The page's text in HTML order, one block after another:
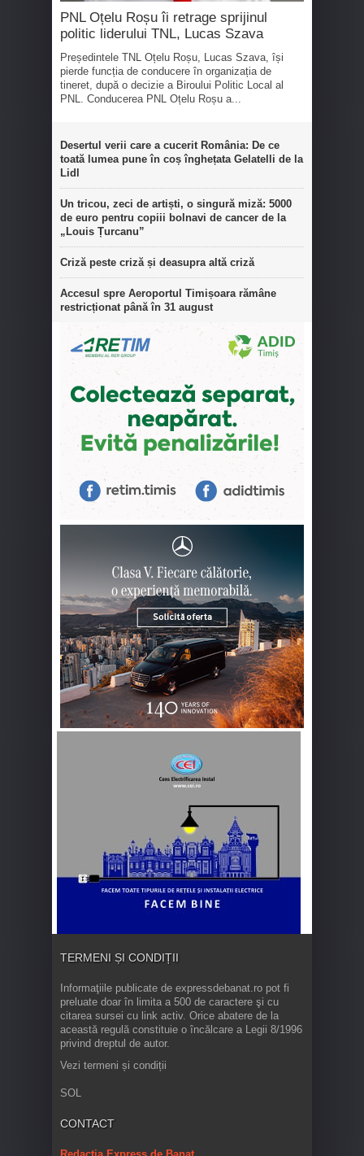
PNL Oțelu Roșu îi retrage sprijinul
politic liderului TNL, Lucas Szava
Președintele TNL Oțelu Roșu, Lucas Szava, își
pierde funcția de conducere în organizația de
tineret, după o decizie a Biroului Politic Local al
PNL. Conducerea PNL Oțelu Roșu a...
Desertul verii care a cucerit România: De ce
toată lumea pune în coș înghețata Gelatelli de la
Lidl
Un tricou, zeci de artiști, o singură miză: 5000
de euro pentru copiii bolnavi de cancer de la
„Louis Țurcanu”
Criză peste criză și deasupra altă criză
Accesul spre Aeroportul Timișoara rămâne
restricționat până în 31 august
TERMENI ȘI CONDIȚII
Informaţiile publicate de expressdebanat.ro pot fi
preluate doar în limita a 500 de caractere şi cu
citarea sursei cu link activ. Orice abatere de la
această regulă constituie o încălcare a Legii 8/1996
privind dreptul de autor.
Vezi termeni și condiții
SOL
CONTACT
Redacția Express de Banat